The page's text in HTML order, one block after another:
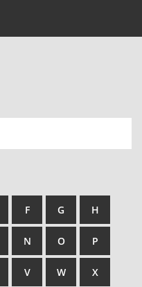
F G H
N O P
V W X